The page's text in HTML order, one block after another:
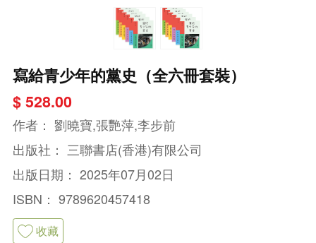
寫給青少年的黨史（全六冊套裝）
$ 528.00
作者： 劉曉寶,張艷萍,李步前
出版社： 三聯書店(香港)有限公司
出版日期： 2025年07月02日
ISBN： 9789620457418
收藏